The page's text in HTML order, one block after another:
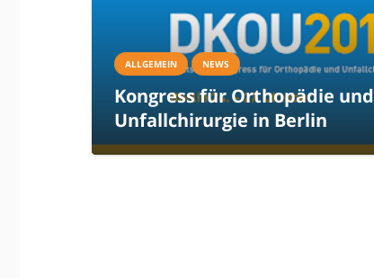
ALLGEMEIN NEWS
Kongress für Orthopädie und
Unfallchirurgie in Berlin